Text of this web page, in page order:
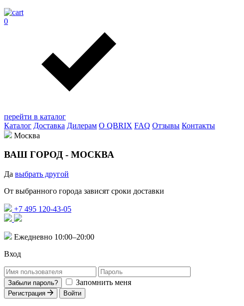
0
перейти в каталог
Каталог Доставка Дилерам О QBRIX FAQ Отзывы Контакты
Москва
ВАШ ГОРОД - МОСКВА
Да выбрать другой
От выбранного города зависят сроки доставки
+7 495 120-43-05
Ежедневно 10:00–20:00
Вход
Забыли пароль? Запомнить меня
Регистрация Войти